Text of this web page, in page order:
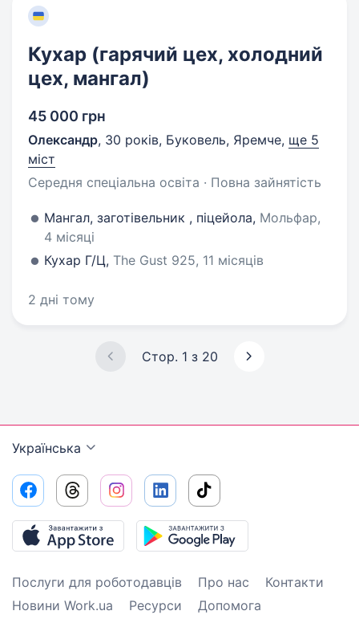
Кухар (гарячий цех, холодний
цех, мангал)
45 000 грн
Олександр, 30 років, Буковель, Яремче, ще 5
міст
Середня спеціальна освіта · Повна зайнятість
Мангал, заготівельник , піцейола, Мольфар,
4 місяці
Кухар Г/Ц, The Gust 925, 11 місяців
2 дні тому
Стор. 1 з 20
Українська
Послуги для роботодавців Про нас
Контакти
Новини Work.ua
Ресурси Допомога